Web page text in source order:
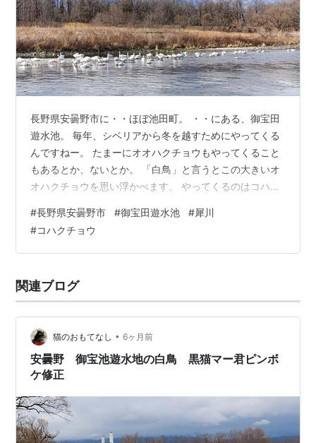
長野県安曇野市に・・ほぼ池田町。 ・・にある、御宝田
遊水池。 毎年、シベリアから冬を越すためにやってくる
んですねー。 たまーにオオハクチョウもやってくること
もあるとか、ないとか。 「白鳥」と言うとこの大きいオ
オハクチョウを思い浮かべます。 やってくるのはコハク
コハクチョウに会いに数年は毎年行ってます。 この時期
になると、安曇野市の通りがかりの田んぼでもコハクチ
ョウがエサを食べる姿を何度か見たことがあります。 そ
てます。 この日はおっちゃんたちがずらーっとカメラを
構えて、シャッターチャンスを待…
#長野県安曇野市 #御宝田遊水池 #犀川
#コハクチョウ
関連ブログ
猫のおもてなし • 6ヶ月前
安曇野 御宝池遊水地の白鳥 黒猫マー君ピンボ
ケ修正